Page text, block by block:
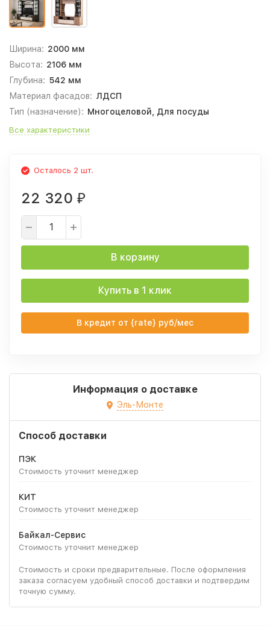
Ширина: 2000 мм
Высота: 2106 мм
Глубина: 542 мм
Материал фасадов: ЛДСП
Тип (назначение): Многоцеловой, Для посуды
Все характеристики
Осталось 2 шт.
22 320 ₽
В корзину
Купить в 1 клик
В кредит от {rate} руб/мес
Информация о доставке
Эль-Монте
Способ доставки
ПЭК
Стоимость уточнит менеджер
КИТ
Стоимость уточнит менеджер
Байкал-Сервис
Стоимость уточнит менеджер
Стоимость и сроки предварительные. После оформления
заказа согласуем удобный способ доставки и подтвердим
точную сумму.